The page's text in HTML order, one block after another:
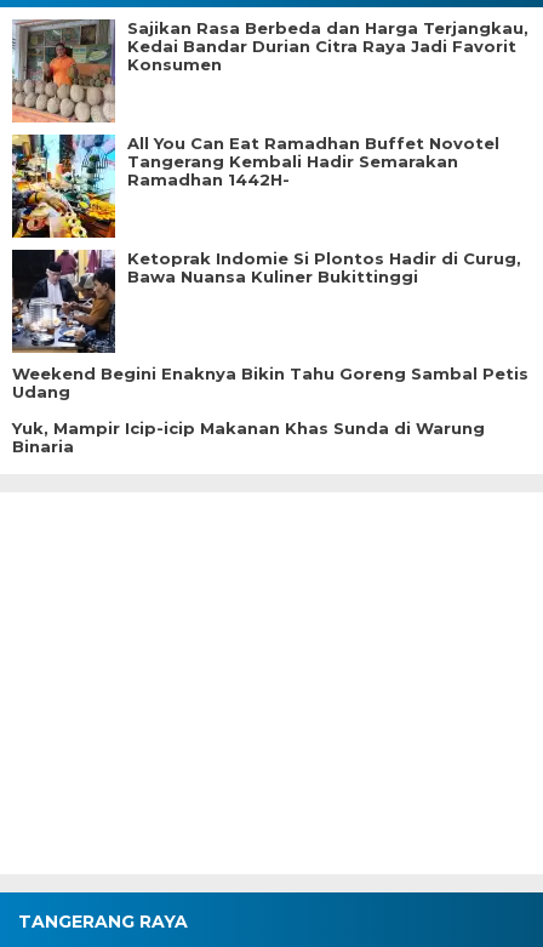
Sajikan Rasa Berbeda dan Harga Terjangkau,
Kedai Bandar Durian Citra Raya Jadi Favorit
Konsumen
All You Can Eat Ramadhan Buffet Novotel
Tangerang Kembali Hadir Semarakan
Ramadhan 1442H-
Ketoprak Indomie Si Plontos Hadir di Curug,
Bawa Nuansa Kuliner Bukittinggi
Weekend Begini Enaknya Bikin Tahu Goreng Sambal Petis
Udang
Yuk, Mampir Icip-icip Makanan Khas Sunda di Warung
Binaria
TANGERANG RAYA